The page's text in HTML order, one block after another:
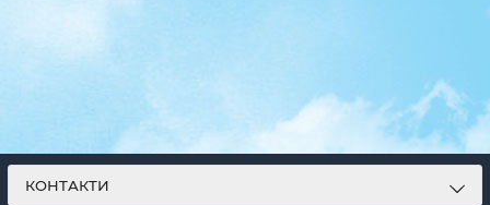
КОНТАКТИ